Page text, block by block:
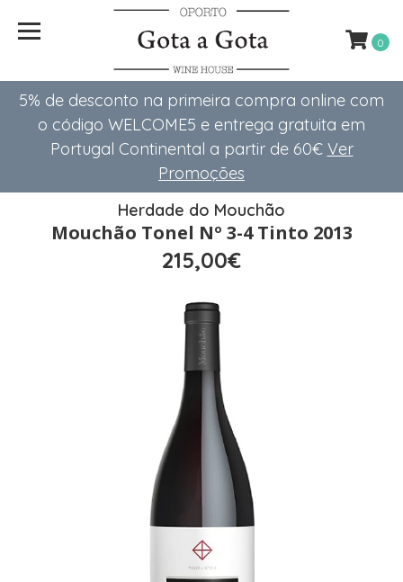
5% de desconto na primeira compra online com
o código WELCOME5 e entrega gratuita em
Portugal Continental a partir de 60€ Ver
Promoções
0
Herdade do Mouchão
Mouchão Tonel Nº 3-4 Tinto 2013
215,00€